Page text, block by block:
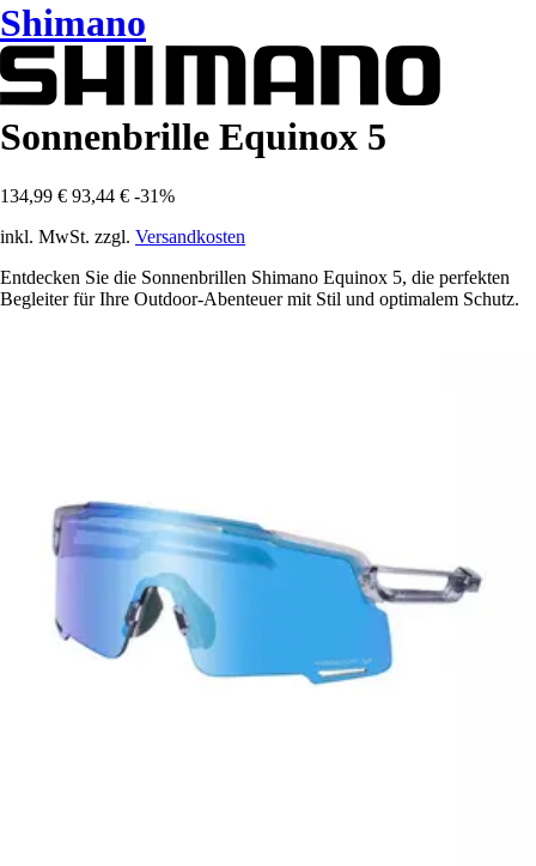
Shimano
Sonnenbrille Equinox 5
134,99 € 93,44 € -31%
inkl. MwSt. zzgl. Versandkosten
Entdecken Sie die Sonnenbrillen Shimano Equinox 5, die perfekten
Begleiter für Ihre Outdoor-Abenteuer mit Stil und optimalem Schutz.